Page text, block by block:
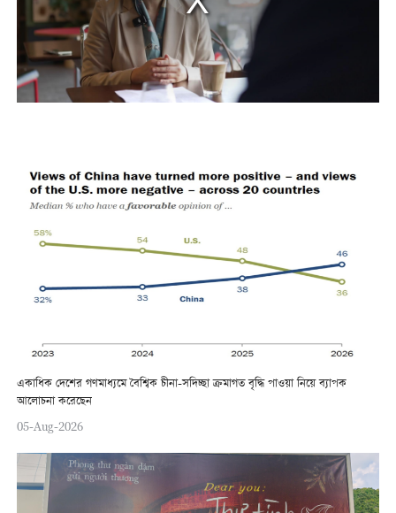
একাধিক দেশের গণমাধ্যমে বৈশ্বিক চীনা-সদিচ্ছা ক্রমাগত বৃদ্ধি পাওয়া নিয়ে ব্যাপক
আলোচনা করেছেন
05-Aug-2026